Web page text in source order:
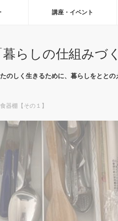
講座・イベント
らしの仕組みづく
のしく生きるために、暮らしをととの
器棚【その１】